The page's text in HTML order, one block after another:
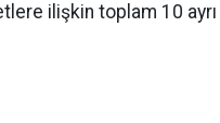
ilişkin toplam 10 ayrı